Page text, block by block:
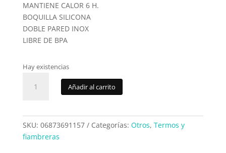
MANTIENE CALOR 6 H.
BOQUILLA SILICONA
DOBLE PARED INOX
LIBRE DE BPA
Hay existencias
liquidos
cantidad
Añadir al carrito
SKU: 06873691157 Categorías: Otros, Termos y
fiambreras